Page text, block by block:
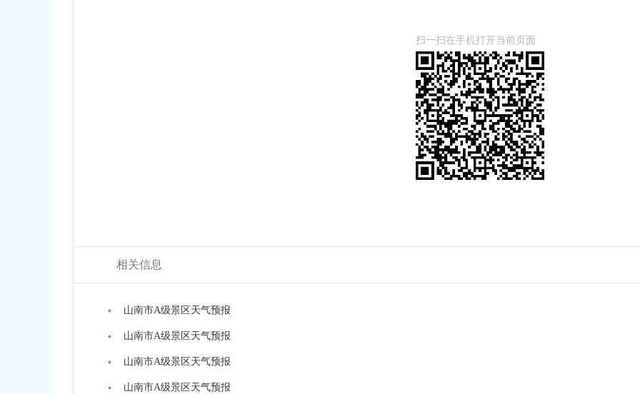
扫一扫在手机打开当前页面
相关信息
山南市A级景区天气预报
山南市A级景区天气预报
山南市A级景区天气预报
山南市A级景区天气预报